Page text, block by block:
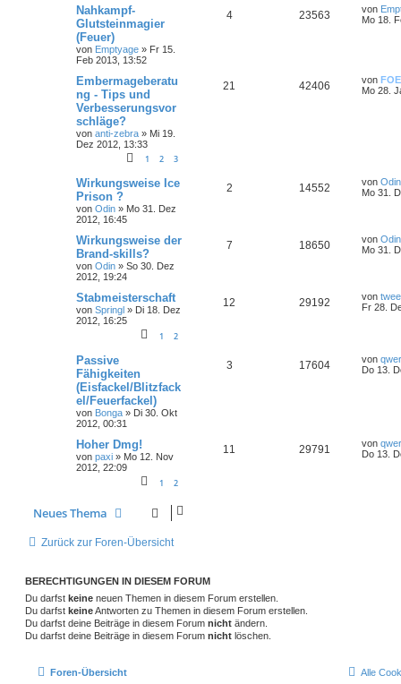
Nahkampf-
Glutsteinmagier
(Feuer)
von Emptyage » Fr 15.
Feb 2013, 13:52
4 23563 von
Mo 18.
Embermageberatu
ng - Tips und
Verbesserungsvor
schläge?
von anti-zebra » Mi 19.
Dez 2012, 13:33
1 2 3
21 42406 von FOE
Mo 28.
Wirkungsweise Ice
Prison ?
von Odin » Mo 31. Dez
2012, 16:45
2 14552 von Odin
Mo 31.
Wirkungsweise der
Brand-skills?
von Odin » So 30. Dez
2012, 19:24
7 18650 von Odin
Mo 31.
Stabmeisterschaft
von Springl » Di 18. Dez
2012, 16:25
1 2
12 29192 von
Fr 28.
Passive
Fähigkeiten
(Eisfackel/Blitzfack
el/Feuerfackel)
von Bonga » Di 30. Okt
2012, 00:31
3 17604 von
Do 13.
Hoher Dmg!
von paxi » Mo 12. Nov
2012, 22:09
1 2
11 29791 von
Do 13.
Neues Thema
Zurück zur Foren-Übersicht
BERECHTIGUNGEN IN DIESEM FORUM
Du darfst keine neuen Themen in diesem Forum erstellen.
Du darfst keineAntworten zu Themen in diesem Forum erstellen.
Du darfst deine Beiträge in diesem Forum nicht ändern.
Du darfst deine Beiträge in diesem Forum nicht löschen.
Foren-Übersicht Alle